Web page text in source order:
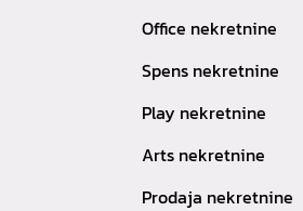
Office nekretnine
Spens nekretnine
Play nekretnine
Arts nekretnine
Prodaja nekretnine